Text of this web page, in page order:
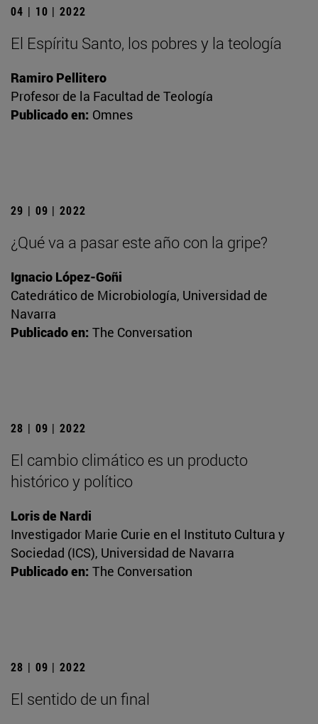
04 | 10 | 2022
El Espíritu Santo, los pobres y la teología
Ramiro Pellitero
Profesor de la Facultad de Teología
Publicado en: Omnes
29 | 09 | 2022
¿Qué va a pasar este año con la gripe?
Ignacio López-Goñi
Catedrático de Microbiología, Universidad de
Navarra
Publicado en: The Conversation
28 | 09 | 2022
El cambio climático es un producto
histórico y político
Loris de Nardi
Investigador Marie Curie en el Instituto Cultura y
Sociedad (ICS), Universidad de Navarra
Publicado en: The Conversation
28 | 09 | 2022
El sentido de un final